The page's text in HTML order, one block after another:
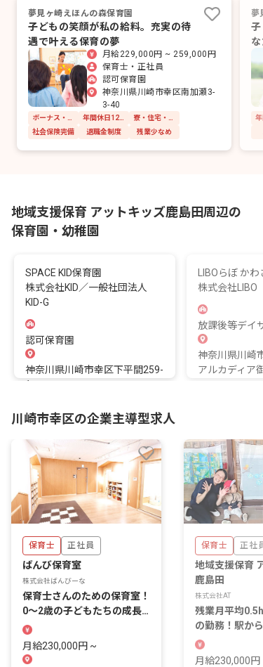
夢見ヶ崎えほんの森保育園
子どもの笑顔が私の給料。充実の待
遇で叶える保育の夢
月給229,000円 ~ 259,000円
保育士・正社員
認可保育園
神奈川県川崎市幸区南加瀬3-
3-40
社会保険完備
退職金制度 残業少なめ
夢
地域支援保育 アットキッズ鹿島田周辺の
保育園・幼稚園
SPACE KID保育園
株式会社KID／一般社団法人
KID-G
認可保育園
神奈川県川崎市幸区下平間259-
1
LIBOらぼ かわ
株式会社LIBO
放課後等デイ
神奈川県川崎
アルカディア
川崎市幸区の企業主導型求人
保育士 正社員
ばんび保育室
株式会社ばんびーな
保育士さんのための保育室！
0～2歳の子どもたちの成長
を見守りませんか？
月給230,000円 ~
保育士 正社員
地域支援保育
鹿島田
株式会社AT
残業月平均
の勤務！駅か
規模園
月給230,000円 ~